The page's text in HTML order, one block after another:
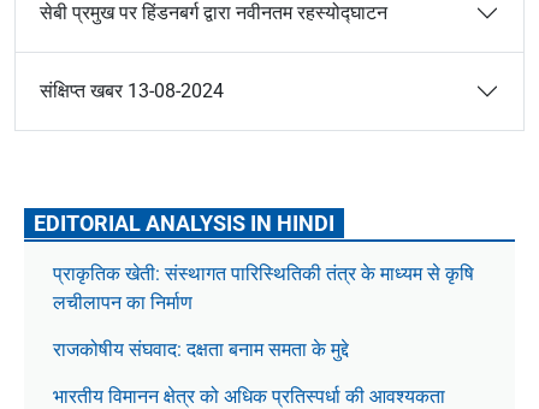
सेबी प्रमुख पर हिंडनबर्ग द्वारा नवीनतम रहस्योद्घाटन
संक्षिप्त खबर 13-08-2024
EDITORIAL ANALYSIS IN HINDI
प्राकृतिक खेती: संस्थागत पारिस्थितिकी तंत्र के माध्यम से कृषि
लचीलापन का निर्माण
राजकोषीय संघवाद: दक्षता बनाम समता के मुद्दे
भारतीय विमानन क्षेत्र को अधिक प्रतिस्पर्धा की आवश्यकता